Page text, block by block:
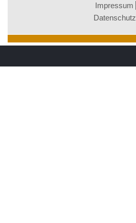
Impressum
Datenschutz